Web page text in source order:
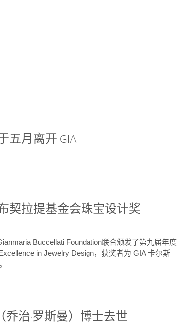
五月离开 GIA
契拉提基金会珠宝设计奖
Buccellati Foundation联合颁发了第九届年度
in Jewelry Design，获奖者为 GIA 卡尔斯
乔治·罗斯曼）博士去世